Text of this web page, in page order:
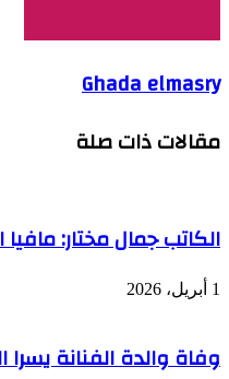
Ghada elmasry
مقالات ذات صلة
الكاتب جمال مختار:
1 أبريل، 2026
وفاة والدة الفنانة يسرا